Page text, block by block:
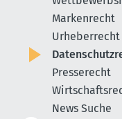
Markenrecht
Urheberrecht
Presserecht
News Suche